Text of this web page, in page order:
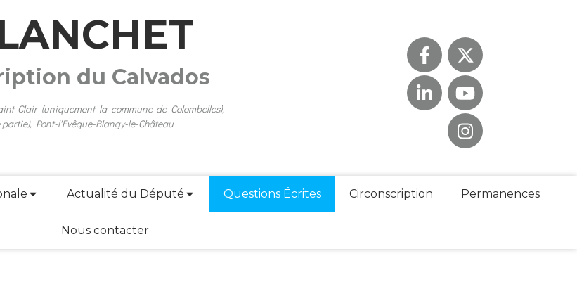
du Calvados
Clair (uniquement la commune de Colombelles),
Pont-l'Evêque-Blangy-le-Château
Actualité du Député Questions Écrites Circonscription Permanences
Nous contacter